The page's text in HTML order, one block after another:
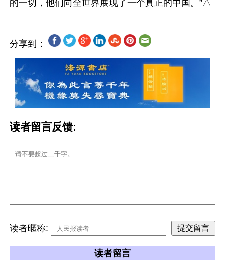
分享到：
读者留言反馈:
读者暱称:
读者留言